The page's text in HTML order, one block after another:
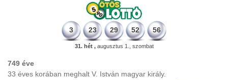
3 23 29 52 56
31. hét ,augusztus 1., szombat
749 éve
33 éves korában meghalt V. István magyar király.